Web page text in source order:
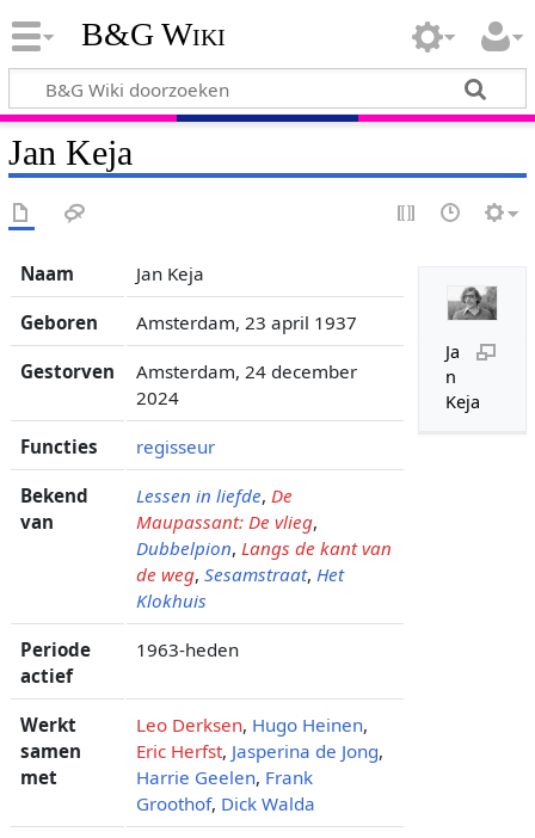
B&G Wiki
Jan Keja
Ja
n
Keja
Naam Jan Keja
Geboren Amsterdam, 23 april 1937
Gestorven
Amsterdam, 24 december
2024
Functies regisseur
Bekend
van
Lessen in liefde, De
Maupassant: De vlieg,
Dubbelpion, Langs de kant van
de weg, Sesamstraat, Het
Klokhuis
Periode
actief
1963-heden
Werkt
samen
met
Leo Derksen, Hugo Heinen,
Eric Herfst, Jasperina de Jong,
Harrie Geelen, Frank
Groothof, Dick Walda